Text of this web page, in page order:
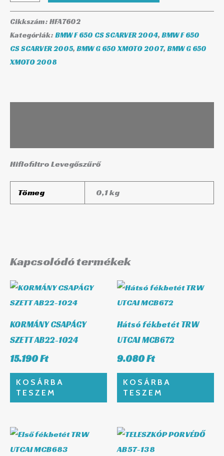
Cikkszám: HFA7602
Kategóriák: BMW F 650 CS SCARVER 2004, BMW F 650
CS SCARVER 2005, BMW G 650 XMOTO 2007, BMW G 650
XMOTO 2008
Hiflofiltro Levegőszűrő
Tömeg 0,1 kg
Kapcsolódó termékek
KORMÁNY CSAPÁGY
SZETT AB22-1024
15.190Ft
KOSÁRBA
TESZEM
Hátsó fékbetét TRW
UTCAI MCB672
9.080Ft
KOSÁRBA
TESZEM